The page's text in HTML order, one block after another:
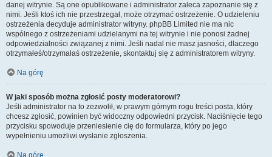
danej witrynie. Są one opublikowane i administrator zaleca zapoznanie się z
nimi. Jeśli ktoś ich nie przestrzegał, może otrzymać ostrzeżenie. O udzieleniu
ostrzeżenia decyduje administrator witryny. phpBB Limited nie ma nic
wspólnego z ostrzeżeniami udzielanymi na tej witrynie i nie ponosi żadnej
odpowiedzialności związanej z nimi. Jeśli nadal nie masz jasności, dlaczego
otrzymałeś/otrzymałaś ostrzeżenie, skontaktuj się z administratorem witryny.
Na górę
W jaki sposób można zgłosić posty moderatorowi?
Jeśli administrator na to zezwolił, w prawym górnym rogu treści posta, który
chcesz zgłosić, powinien być widoczny odpowiedni przycisk. Naciśnięcie tego
przycisku spowoduje przeniesienie cię do formularza, który po jego
wypełnieniu umożliwi wysłanie zgłoszenia.
Na górę